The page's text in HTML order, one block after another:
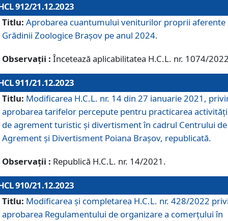
912/21.12.2023
Titlu: Aprobarea cuantumului veniturilor proprii aferente
Grădinii Zoologice Braşov pe anul 2024.
Observații : Încetează aplicabilitatea H.C.L. nr. 1074/
911/21.12.2023
Titlu: Modificarea H.C.L. nr. 14 din 27 ianuarie 2021,
aprobarea tarifelor percepute pentru practicarea
de agrement turistic și divertisment în cadrul Centrului de
Agrement și Divertisment Poiana Brașov, republicată.
Observații : Republică H.C.L. nr. 14/2021.
910/21.12.2023
Titlu: Modificarea și completarea H.C.L. nr. 428/2022
aprobarea Regulamentului de organizare a comerțului în